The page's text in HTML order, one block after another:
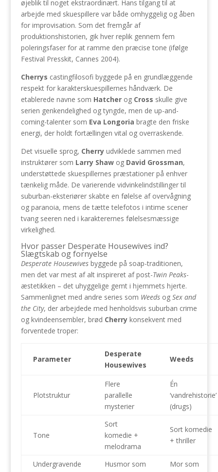
øjeblik til noget ekstraordinært. Hans tilgang til at
arbejde med skuespillere var både omhyggelig og åben
for improvisation. Som det fremgår af
produktionshistorien, gik hver replik gennem fem
poleringsfaser for at ramme den præcise tone (ifølge
Festival Presskit, Cannes 2004).
Cherrys castingfilosofi byggede på en grundlæggende
respekt for karakterskuespillernes håndværk. De
etablerede navne som Hatcherog Cross skulle give
serien genkendelighed og tyngde, men de up-and-
coming-talenter som Eva Longoria bragte den friske
energi, der holdt fortællingen vital og overraskende.
Det visuelle sprog, Cherryudviklede sammen med
instruktører som Larry Shawog David Grossman,
understøttede skuespillernes præstationer på enhver
tænkelig måde. De varierende vidvinkelindstillinger til
suburban-eksteriører skabte en følelse af overvågning
og paranoia, mens de tætte telefotos i intime scener
tvang seeren ned i karakterernes følelsesmæssige
virkelighed.
Hvor passer Desperate Housewives ind?
Slægtskab og fornyelse
Desperate Housewivesbyggede på soap-traditionen,
men det var mest af alt inspireret af post-Twin Peaks-
æstetikken – det uhyggelige gemt i hjemmets hjerte.
Sammenlignet med andre series som Weedsog Sex and
the City, der arbejdede med henholdsvis suburban crime
og kvindeensembler, brød Cherrykonsekvent med
forventede troper:
Parameter
Desperate
Housewives
Weeds
Plotstruktur
Flere
parallelle
mysterier
Én
‘vandrehistorie’
(drugs)
Tone
Sort
komedie +
melodrama
Sort komedie
+ thriller
Undergravende
Husmor som
Mor som